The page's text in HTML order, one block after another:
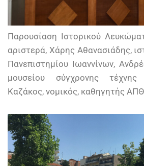
Παρουσίαση Ιστορικού
αριστερά, Χάρης Αθανασιάδης,
Πανεπιστημίου Ιωαννίνων,
μουσείου σύγχρονης
Καζάκος, νομικός, καθηγητής ΑΠΘ